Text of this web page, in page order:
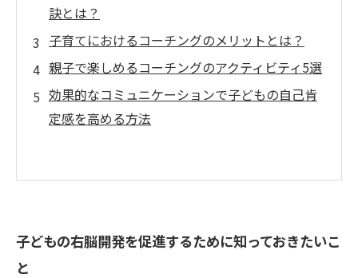
訣とは？
子育てにおけるコーチングのメリットとは？
親子で楽しめるコーチングのアクティビティ5選
効果的なコミュニケーションで子どもの自己肯
定感を高める方法
子どもの右脳開発を促進するために知っておきたいこ
と